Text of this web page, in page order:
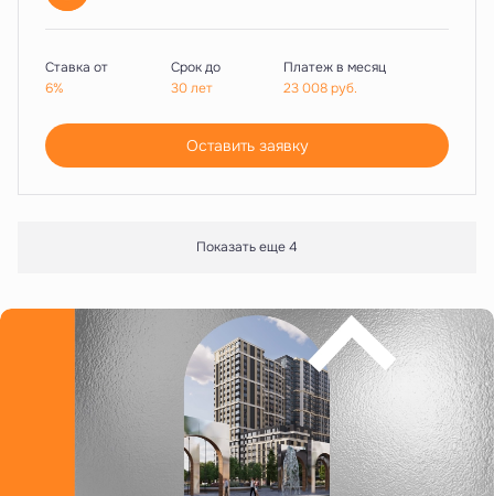
Ставка от
6%
Срок до
30 лет
Платеж в месяц
23 008руб.
Оставить заявку
Показать еще 4